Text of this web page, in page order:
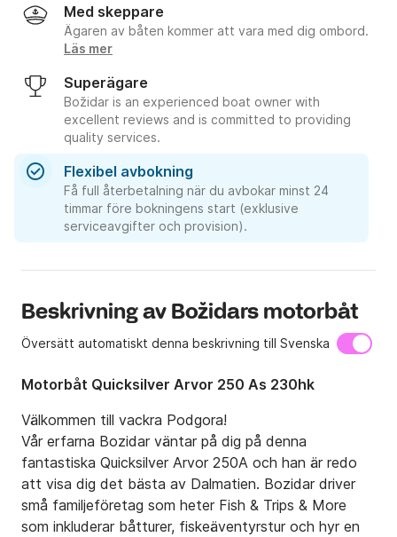
Med skeppare
Ägaren av båten kommer att vara med dig ombord.
Läs mer
Superägare
Božidar is an experienced boat owner with
excellent reviews and is committed to providing
quality services.
Flexibel avbokning
Få full återbetalning när du avbokar minst 24
timmar före bokningens start (exklusive
serviceavgifter och provision).
Beskrivning av Božidars motorbåt
Översätt automatiskt denna beskrivning till Svenska
Motorbåt Quicksilver Arvor 250 As 230hk
Välkommen till vackra Podgora!
Vår erfarna Bozidar väntar på dig på denna
fantastiska Quicksilver Arvor 250A och han är redo
att visa dig det bästa av Dalmatien. Bozidar driver
små familjeföretag som heter Fish & Trips & More
som inkluderar båtturer, fiskeäventyrstur och hyr en